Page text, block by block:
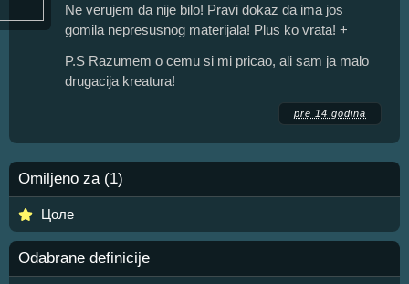
Ne verujem da nije bilo! Pravi dokaz da ima jos
gomila nepresusnog materijala! Plus ko vrata! +
P.S Razumem o cemu si mi pricao, ali sam ja malo
drugacija kreatura!
pre 14 godina
Omiljeno za (1)
Цоле
Odabrane definicije